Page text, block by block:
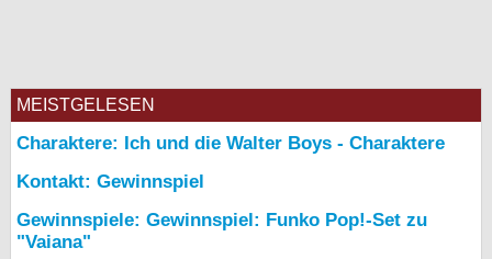
MEISTGELESEN
Charaktere: Ich und die Walter Boys - Charaktere
Kontakt: Gewinnspiel
Gewinnspiele: Gewinnspiel: Funko Pop!-Set zu
"Vaiana"